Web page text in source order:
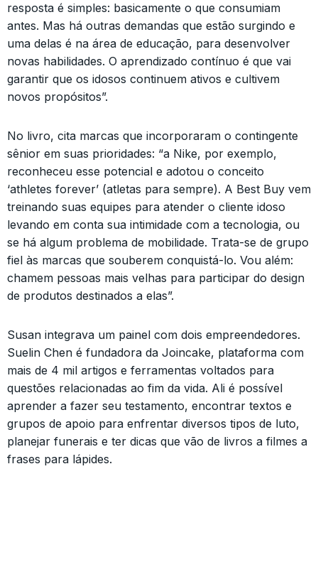
resposta é simples: basicamente o que consumiam
antes. Mas há outras demandas que estão surgindo e
uma delas é na área de educação, para desenvolver
novas habilidades. O aprendizado contínuo é que vai
garantir que os idosos continuem ativos e cultivem
novos propósitos”.
No livro, cita marcas que incorporaram o contingente
sênior em suas prioridades: “a Nike, por exemplo,
reconheceu esse potencial e adotou o conceito
‘athletes forever’ (atletas para sempre). A Best Buy vem
treinando suas equipes para atender o cliente idoso
levando em conta sua intimidade com a tecnologia, ou
se há algum problema de mobilidade. Trata-se de grupo
fiel às marcas que souberem conquistá-lo. Vou além:
chamem pessoas mais velhas para participar do design
de produtos destinados a elas”.
Susan integrava um painel com dois empreendedores.
Suelin Chen é fundadora da Joincake, plataforma com
mais de 4 mil artigos e ferramentas voltados para
questões relacionadas ao fim da vida. Ali é possível
aprender a fazer seu testamento, encontrar textos e
grupos de apoio para enfrentar diversos tipos de luto,
planejar funerais e ter dicas que vão de livros a filmes a
frases para lápides.